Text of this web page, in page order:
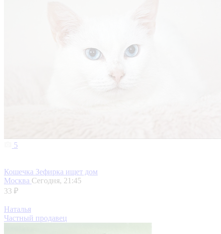
5
Кошечка Зефирка ищет дом
Москва Сегодня, 21:45
33 ₽
Наталья
Частный продавец